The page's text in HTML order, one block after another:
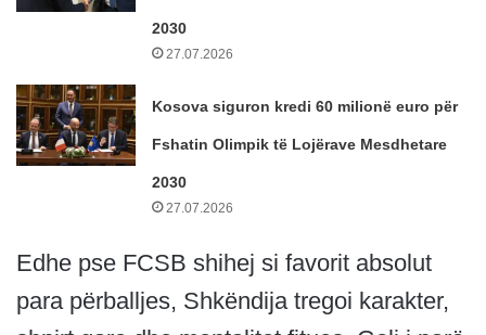
2030
27.07.2026
Kosova siguron kredi 60 milionë euro për
Fshatin Olimpik të Lojërave Mesdhetare
2030
27.07.2026
Edhe pse FCSB shihej si favorit absolut
para përballjes, Shkëndija tregoi karakter,